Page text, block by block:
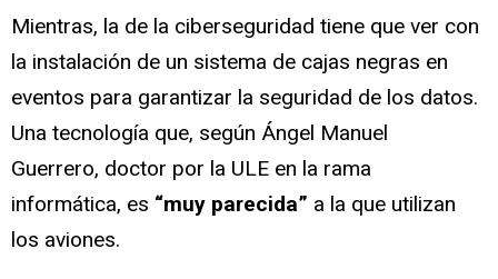
Mientras, la de la ciberseguridad tiene que ver con
la instalación de un sistema de cajas negras en
eventos para garantizar la seguridad de los datos.
Una tecnología que, según Ángel Manuel
Guerrero, doctor por la ULE en la rama
informática, es “muy parecida” a la que utilizan
los aviones.